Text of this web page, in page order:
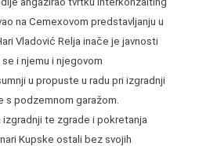
na Cemexovom predstavljanju u
Vladović Relja inače je javnosti
i njemu i njegovom
u propuste u radu pri izgradnji
s podzemnom garažom.
te zgrade i pokretanja
Kupske ostali bez svojih